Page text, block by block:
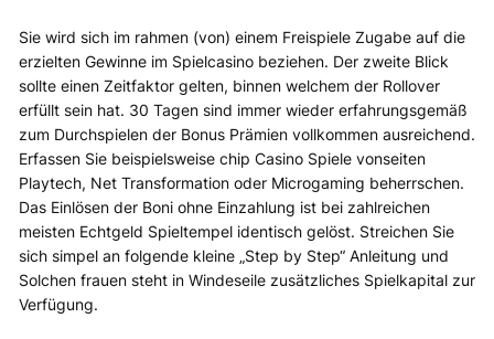
Sie wird sich im rahmen (von) einem Freispiele Zugabe auf die
erzielten Gewinne im Spielcasino beziehen. Der zweite Blick
sollte einen Zeitfaktor gelten, binnen welchem der Rollover
erfüllt sein hat. 30 Tagen sind immer wieder erfahrungsgemäß
zum Durchspielen der Bonus Prämien vollkommen ausreichend.
Erfassen Sie beispielsweise chip Casino Spiele vonseiten
Playtech, Net Transformation oder Microgaming beherrschen.
Das Einlösen der Boni ohne Einzahlung ist bei zahlreichen
meisten Echtgeld Spieltempel identisch gelöst. Streichen Sie
sich simpel an folgende kleine „Step by Step“ Anleitung und
Solchen frauen steht in Windeseile zusätzliches Spielkapital zur
Verfügung.